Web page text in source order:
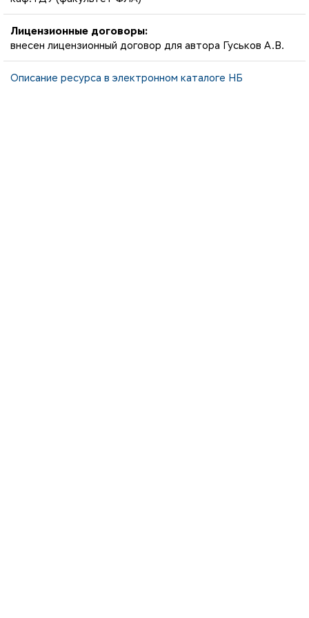
Лицензионные договоры:
внесен лицензионный договор для автора Гуськов А.В.
Описание ресурса в электронном каталоге НБ